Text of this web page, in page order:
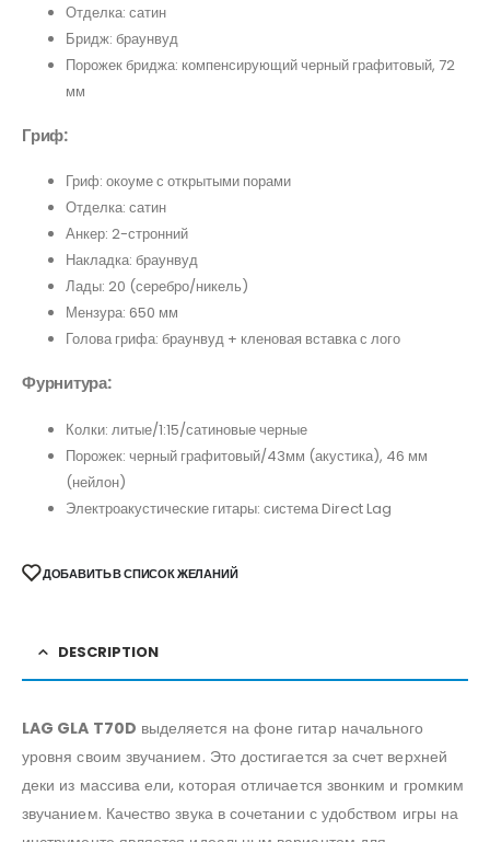
Отделка: сатин
Бридж: браунвуд
Порожек бриджа: компенсирующий черный графитовый, 72
мм
Гриф:
Гриф: окоуме с открытыми порами
Отделка: сатин
Анкер: 2-стронний
Накладка: браунвуд
Лады: 20 (серебро/никель)
Мензура: 650 мм
Голова грифа: браунвуд + кленовая вставка с лого
Фурнитура:
Колки: литые/1:15/сатиновые черные
Порожек: черный графитовый/43мм (акустика), 46 мм
(нейлон)
Электроакустические гитары: система Direct Lag
ДОБАВИТЬ В СПИСОК ЖЕЛАНИЙ
DESCRIPTION
LAG GLA T70D выделяется на фоне гитар начального
уровня своим звучанием. Это достигается за счет верхней
деки из массива ели, которая отличается звонким и громким
звучанием. Качество звука в сочетании с удобством игры на